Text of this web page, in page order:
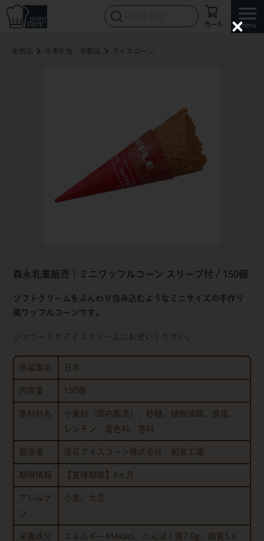
カート
全商品 冷凍生地・半製品 アイスコーン
森永乳業販売 | ミニワッフルコーン スリーブ付 / 150個
ソフトクリームをふんわり包み込むようなミニサイズの手作り
風ワッフルコーンです。
ジェラートやアイスクリームにお使いください。
原産国名 日本
内容量 150個
原材料名
小麦粉（国内製造）、砂糖、植物油脂、食塩、
レシチン、着色料、香料
製造者 浪花アイスコーン株式会社 和泉工場
期限情報 【賞味期限】6ヶ月
アレルゲ
ン
小麦、大豆
栄養成分
エネルギー416kacl、たんぱく質7.0g、脂質5.6
C